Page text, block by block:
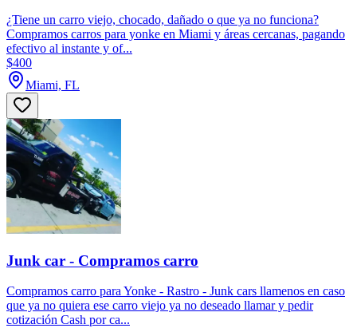
¿Tiene un carro viejo, chocado, dañado o que ya no funciona?
Compramos carros para yonke en Miami y áreas cercanas, pagando
efectivo al instante y of...
$400
Miami, FL
Junk car - Compramos carro
Compramos carro para Yonke - Rastro - Junk cars llamenos en caso
que ya no quiera ese carro viejo ya no deseado llamar y pedir
cotización Cash por ca...